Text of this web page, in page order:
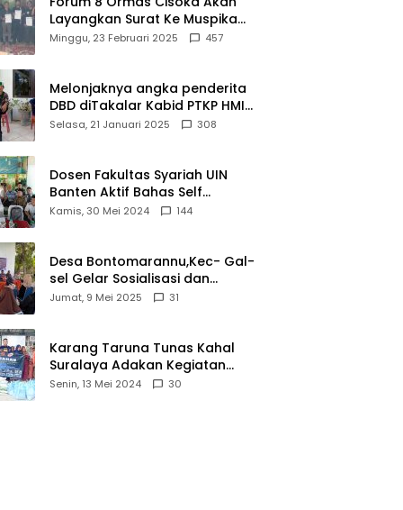
Layangkan Surat Ke Muspika
Atas Adanya Kantor Matel di
Minggu, 23 Februari 2025 457
Melonjaknya angka penderita
DBD diTakalar Kabid PTKP HMI
Cab.Takalar angkat bicara
Selasa, 21 Januari 2025 308
Dosen Fakultas Syariah UIN
Banten Aktif Bahas Self
Declare Halal dalam Forum
Kamis, 30 Mei 2024 144
Desa Bontomarannu,Kec- Gal-
sel Gelar Sosialisasi dan
Bimtek Pemutakhiran Data ID
Jumat, 9 Mei 2025 31
Karang Taruna Tunas Kahal
Suralaya Adakan Kegiatan
Bansos Terhadap Kaum
Senin, 13 Mei 2024 30